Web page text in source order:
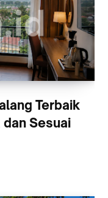
Terbaik
Sesuai